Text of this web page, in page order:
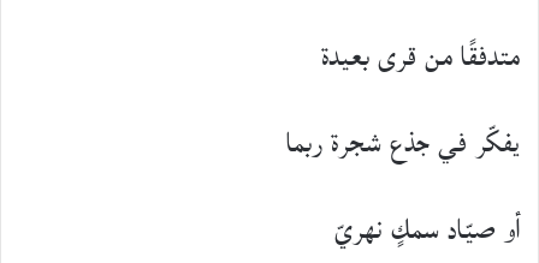
متدفقًا من قرى بعيدة
يفكّر في جذع شجرة ربما
أو صيّاد سمكٍ نهريّ